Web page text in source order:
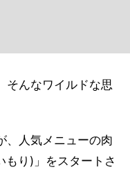
そんなワイルドな思
、人気メニューの肉
もり)」をスタートさ